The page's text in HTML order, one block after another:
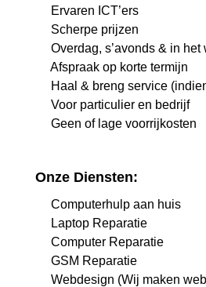
Ervaren ICT’ers
Scherpe prijzen
Overdag, s’avonds & in het
Afspraak op korte termijn
Haal & breng service
Voor particulier en bedrijf
Geen of lage voorrijkosten
Onze Diensten:
Computerhulp aan huis
Laptop Reparatie
Computer Reparatie
GSM Reparatie
Webdesign (Wij maken